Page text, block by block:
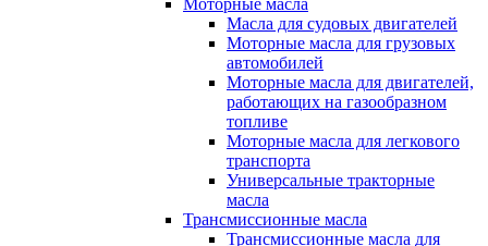
Моторные масла
Масла для судовых двигателей
Моторные масла для грузовых
автомобилей
Моторные масла для двигателей,
работающих на газообразном
топливе
Моторные масла для легкового
транспорта
Универсальные тракторные
масла
Трансмиссионные масла
Трансмиссионные масла для